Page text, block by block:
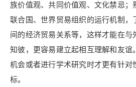
族价值观、共同价值观、文化禁忌
联合国、世界贸易组织的运行机制
间的经济贸易关系等，这样才能在
知彼，更容易建立起相互理解和友
机会或者进行学术研究时才更有针
标。